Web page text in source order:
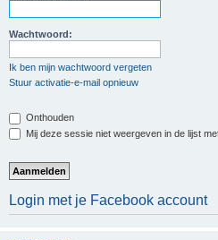
Wachtwoord:
Ik ben mijn wachtwoord vergeten
Stuur activatie-e-mail opnieuw
Onthouden
Mij deze sessie niet weergeven in de lijst
Login met je Facebook account